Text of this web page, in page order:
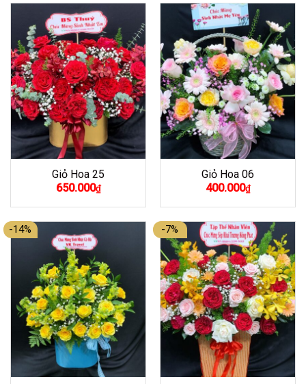
Giỏ Hoa 25
650.000₫
Giỏ Hoa 06
400.000₫
-14% -7%